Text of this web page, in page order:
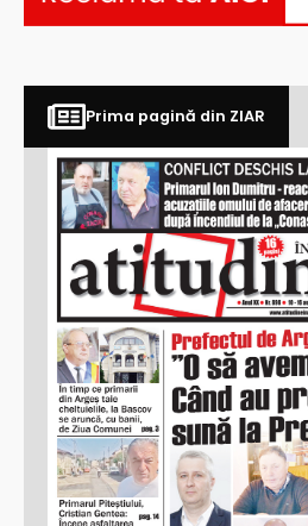
Prima pagină din ZIAR